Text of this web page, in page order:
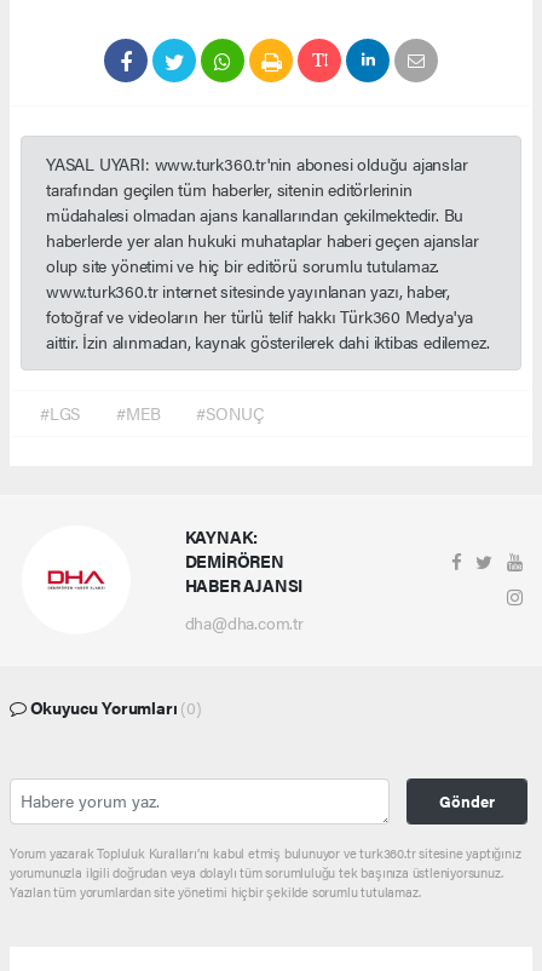
YASAL UYARI: www.turk360.tr'nin abonesi olduğu ajanslar
tarafından geçilen tüm haberler, sitenin editörlerinin
müdahalesi olmadan ajans kanallarından çekilmektedir. Bu
haberlerde yer alan hukuki muhataplar haberi geçen ajanslar
olup site yönetimi ve hiç bir editörü sorumlu tutulamaz.
www.turk360.tr internet sitesinde yayınlanan yazı, haber,
fotoğraf ve videoların her türlü telif hakkı Türk360 Medya'ya
aittir. İzin alınmadan, kaynak gösterilerek dahi iktibas edilemez.
#LGS #MEB #SONUÇ
KAYNAK:
DEMİRÖREN
HABER AJANSI
dha@dha.com.tr
Okuyucu Yorumları (0)
Gönder
Yorum yazarak Topluluk Kuralları’nı kabul etmiş bulunuyor ve turk360.tr sitesine yaptığınız
yorumunuzla ilgili doğrudan veya dolaylı tüm sorumluluğu tek başınıza üstleniyorsunuz.
Yazılan tüm yorumlardan site yönetimi hiçbir şekilde sorumlu tutulamaz.